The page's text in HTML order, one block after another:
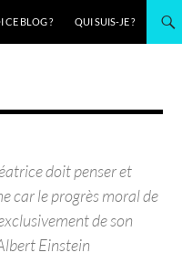
CE BLOG ? QUI SUIS-JE ?
doit penser et
car le progrès moral de
de son
Einstein